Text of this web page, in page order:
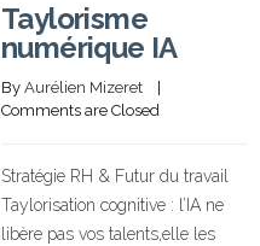
Taylorisme
numérique IA
By Aurélien Mizeret
Comments are Closed
Stratégie RH & Futur du travail
Taylorisation cognitive : l’IA ne
libère pas vos talents,elle les